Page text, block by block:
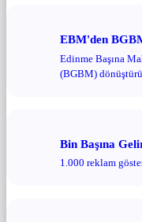
EBM'den
Edinme Başına
(BGBM)
Bin Başına
1.000 reklam